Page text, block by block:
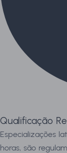
Qualificação
Especializações
horas, são